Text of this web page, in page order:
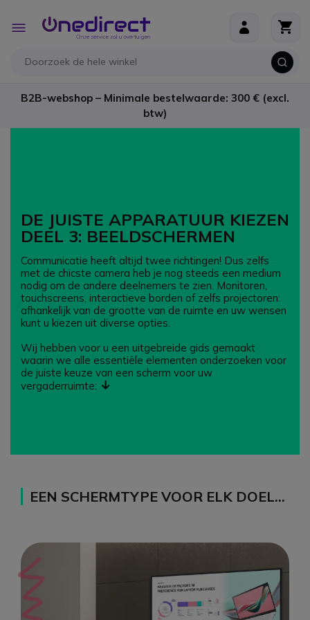
Toggle
Nav
B2B-webshop – Minimale bestelwaarde: 300 € (excl.
btw)
DE JUISTE APPARATUUR KIEZEN
DEEL 3: BEELDSCHERMEN
Communicatie heeft altijd twee richtingen! Dus zelfs
met de chicste camera heb je nog steeds een medium
nodig om de andere deelnemers te zien. Monitoren,
touchscreens, interactieve borden of zelfs projectoren:
afhankelijk van de grootte van de ruimte en uw wensen
kunt u kiezen uit diverse opties.
Wij hebben voor u een uitgebreide gids gemaakt
waarin we alle essentiële elementen onderzoeken voor
de juiste keuze van een scherm voor uw
vergaderruimte: ↓
EEN SCHERMTYPE VOOR ELK DOEL…